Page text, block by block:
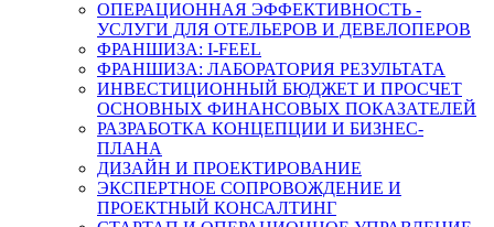
ОПЕРАЦИОННАЯ ЭФФЕКТИВНОСТЬ -
УСЛУГИ ДЛЯ ОТЕЛЬЕРОВ И ДЕВЕЛОПЕРОВ
ФРАНШИЗА: I-FEEL
ФРАНШИЗА: ЛАБОРАТОРИЯ РЕЗУЛЬТАТА
ИНВЕСТИЦИОННЫЙ БЮДЖЕТ И ПРОСЧЕТ
ОСНОВНЫХ ФИНАНСОВЫХ ПОКАЗАТЕЛЕЙ
РАЗРАБОТКА КОНЦЕПЦИИ И БИЗНЕС-
ПЛАНА
ДИЗАЙН И ПРОЕКТИРОВАНИЕ
ЭКСПЕРТНОЕ СОПРОВОЖДЕНИЕ И
ПРОЕКТНЫЙ КОНСАЛТИНГ